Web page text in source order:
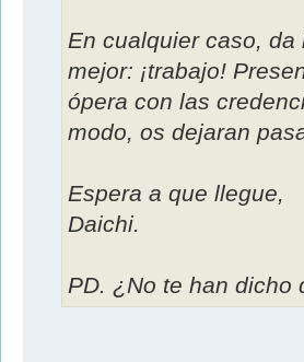
En cualquier caso,
mejor: ¡trabajo!
ópera con las
modo, os dejaran
Espera a que llegue,
Daichi.
PD. ¿No te han dicho